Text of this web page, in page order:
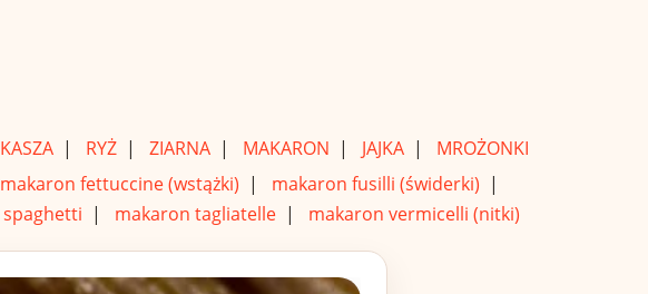
KASZA | RYŻ | ZIARNA | MAKARON | JAJKA |
MROŻONKI
makaron fettuccine (wstążki) | makaron fusilli (świderki) |
spaghetti | makaron tagliatelle | makaron vermicelli (nitki)